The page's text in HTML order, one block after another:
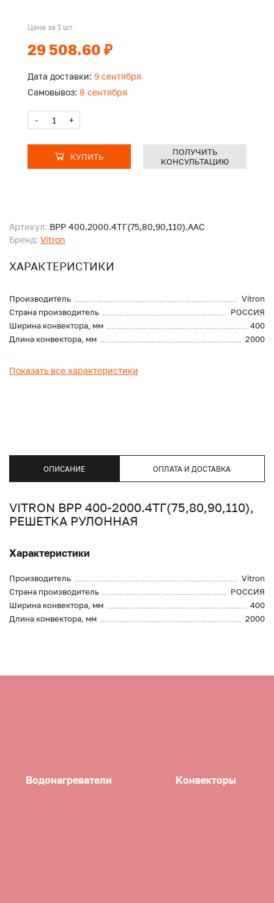
Артикул: ВРР 400.2000.4ТГ(75,80,90,110).ААС
Бренд: Vitron
ХАРАКТЕРИСТИКИ
Производитель
Vitron
Страна производитель
РОССИЯ
Ширина конвектора, мм
400
Длина конвектора, мм
2000
Показать все характеристики
Цена за 1 шт
29 508.60 ₽
Дата доставки: 9 сентября
Самовывоз: 8 сентября
- +
КУПИТЬ
ПОЛУЧИТЬ
КОНСУЛЬТАЦИЮ
ОПИСАНИЕ ОПЛАТА И ДОСТАВКА
VITRON ВРР 400-2000.4ТГ(75,80,90,110),
РЕШЕТКА РУЛОННАЯ
Характеристики
Производитель
Vitron
Страна производитель
РОССИЯ
Ширина конвектора, мм
400
Длина конвектора, мм
2000
Водонагреватели Конвекторы